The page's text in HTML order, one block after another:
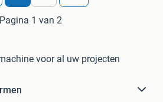
Pagina 1 van 2
voor al uw projecten